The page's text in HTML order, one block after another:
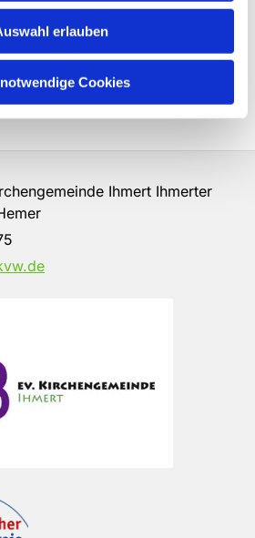
erlauben
Cookies
Ihmert Ihmerter